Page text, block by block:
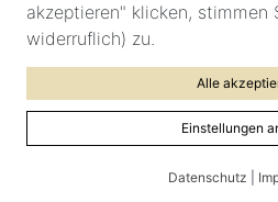
akzeptieren" klicken, stimmen
widerruflich) zu.
Alle
Einstellungen
Datenschutz